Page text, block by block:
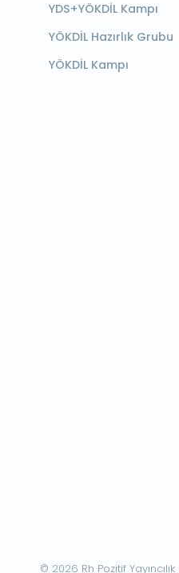
YDS+YÖKDİL Kampı
YÖKDİL Hazırlık Grubu
YÖKDİL Kampı
© 2026 Rh Pozitif